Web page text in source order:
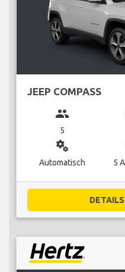
JEEP COMPASS
group
5
miscellaneous_services
Automatisch 5